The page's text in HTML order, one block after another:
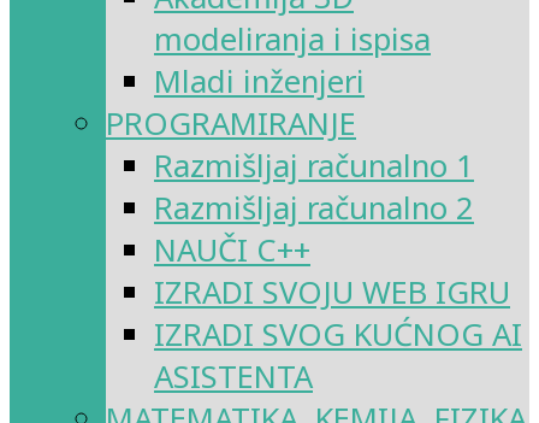
modeliranja i ispisa
Mladi inženjeri
PROGRAMIRANJE
Razmišljaj računalno 1
Razmišljaj računalno 2
NAUČI C++
IZRADI SVOJU WEB IGRU
IZRADI SVOG KUĆNOG AI
ASISTENTA